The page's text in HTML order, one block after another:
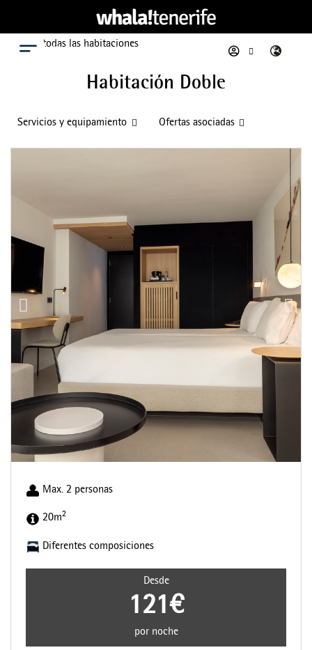
Menú
Ver todas las habitaciones
Habitación Doble
Servicios y equipamiento Ofertas asociadas
Max. 2 personas
20m2
Diferentes composiciones
Desde
121€
por noche